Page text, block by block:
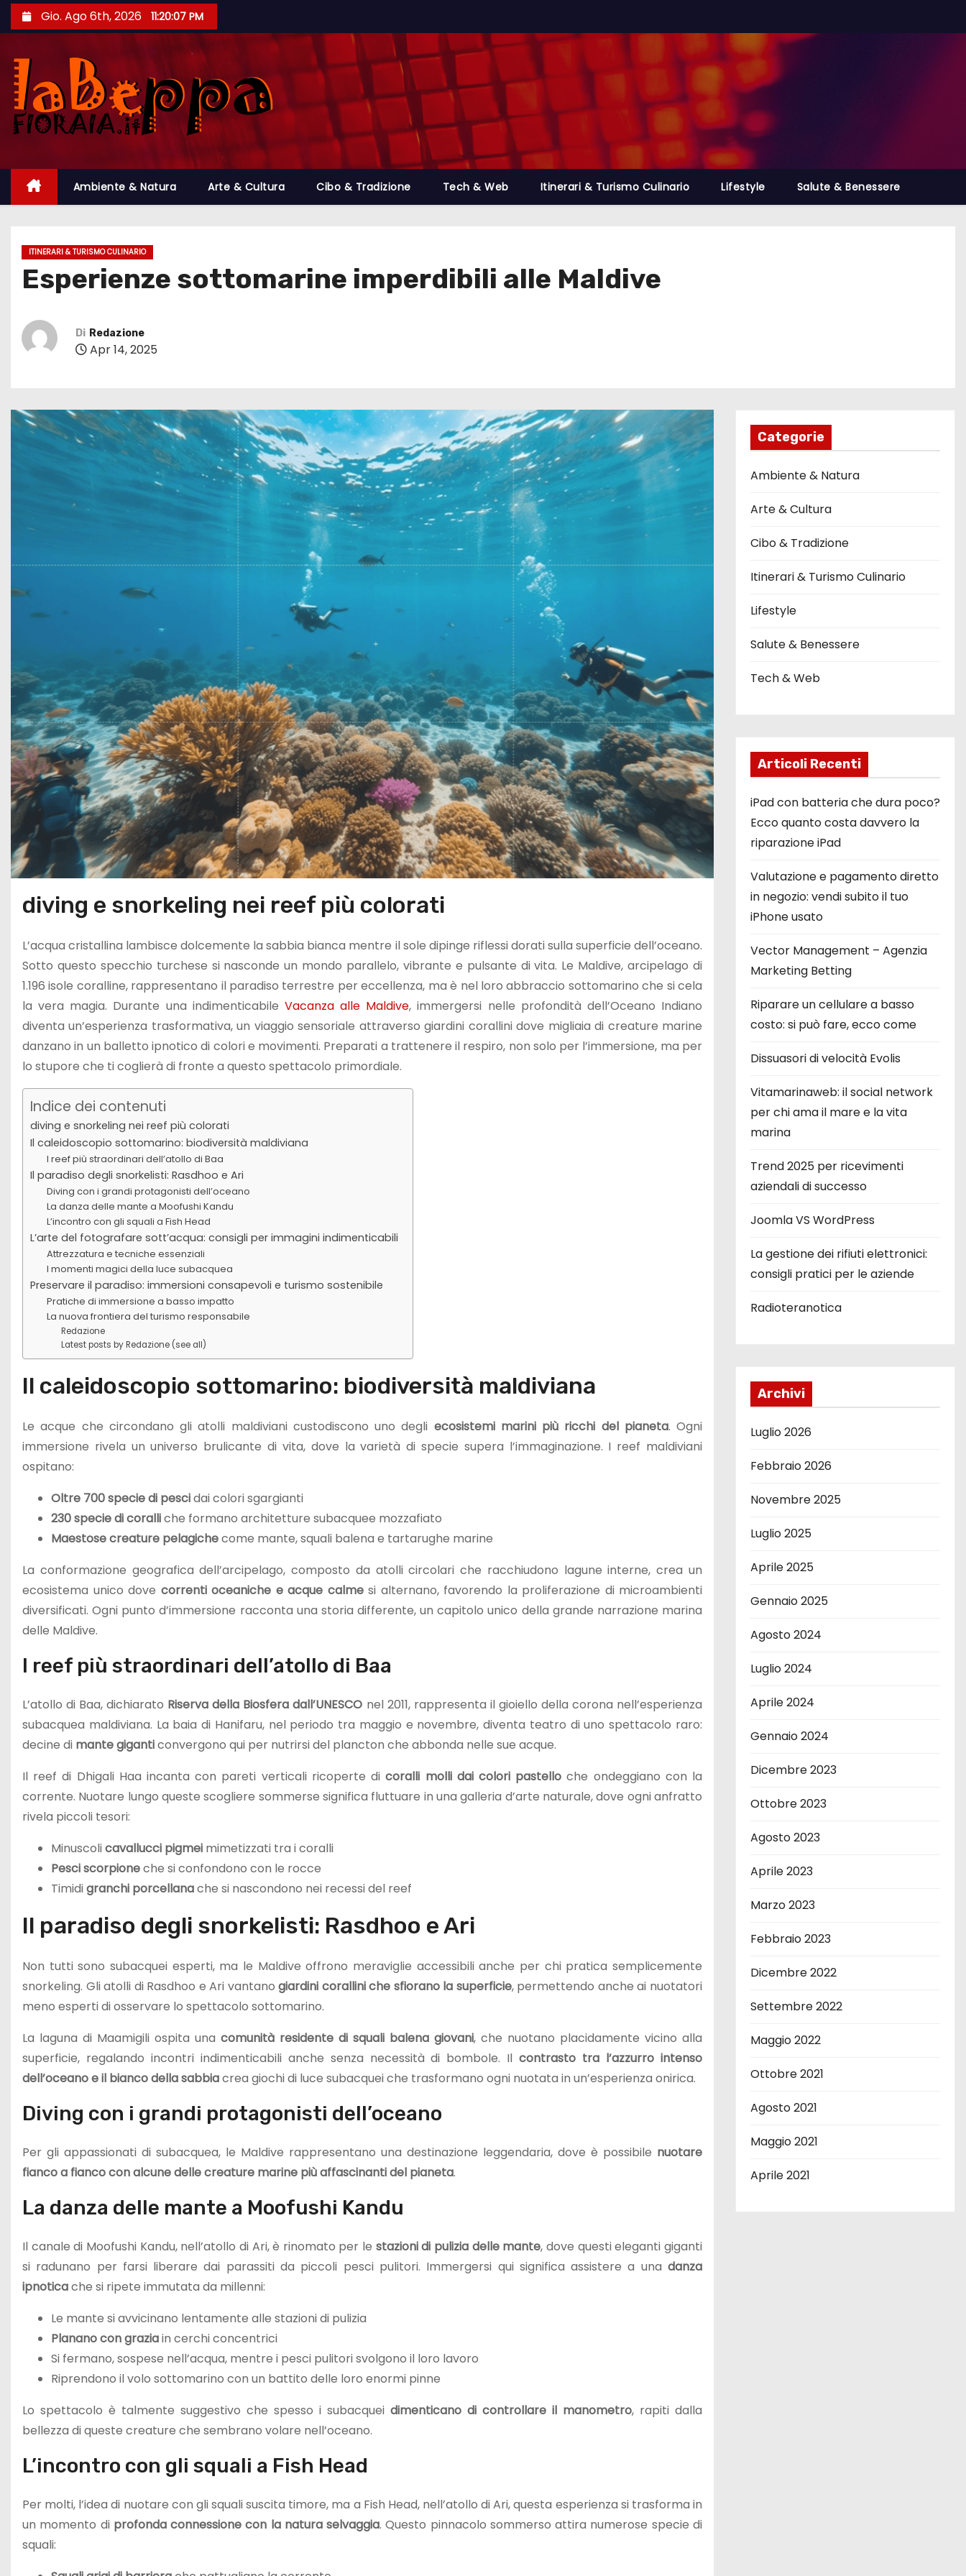
a
o
t
Gio. Ago 6th, 2026 11:20:08 PM
Ambiente & Natura Arte & Cultura Cibo & Tradizione Tech & Web Itinerari & Turismo Culinario Lifestyle Salute & Benessere
ITINERARI & TURISMO CULINARIO
Esperienze sottomarine imperdibili alle Maldive
Di Redazione
Apr 14, 2025
diving e snorkeling nei reef più colorati
L’acqua cristallina lambisce dolcemente la sabbia bianca mentre il sole dipinge riflessi dorati sulla superficie dell’oceano.
Sotto questo specchio turchese si nasconde un mondo parallelo, vibrante e pulsante di vita. Le Maldive, arcipelago di
1.196 isole coralline, rappresentano il paradiso terrestre per eccellenza, ma è nel loro abbraccio sottomarino che si cela
la vera magia. Durante una indimenticabile Vacanza alle Maldive, immergersi nelle profondità dell’Oceano Indiano
diventa un’esperienza trasformativa, un viaggio sensoriale attraverso giardini corallini dove migliaia di creature marine
danzano in un balletto ipnotico di colori e movimenti. Preparati a trattenere il respiro, non solo per l’immersione, ma per
lo stupore che ti coglierà di fronte a questo spettacolo primordiale.
Indice dei contenuti
diving e snorkeling nei reef più colorati
Il caleidoscopio sottomarino: biodiversità maldiviana
I reef più straordinari dell’atollo di Baa
Il paradiso degli snorkelisti: Rasdhoo e Ari
Diving con i grandi protagonisti dell’oceano
La danza delle mante a Moofushi Kandu
L’incontro con gli squali a Fish Head
L’arte del fotografare sott’acqua: consigli per immagini indimenticabili
Attrezzatura e tecniche essenziali
I momenti magici della luce subacquea
Preservare il paradiso: immersioni consapevoli e turismo sostenibile
Pratiche di immersione a basso impatto
La nuova frontiera del turismo responsabile
Redazione
Latest posts by Redazione (see all)
Il caleidoscopio sottomarino: biodiversità maldiviana
Le acque che circondano gli atolli maldiviani custodiscono uno degli ecosistemi marini più ricchi del pianeta. Ogni
immersione rivela un universo brulicante di vita, dove la varietà di specie supera l’immaginazione. I reef maldiviani
ospitano:
Oltre 700 specie di pescidai colori sgargianti
230 specie di coralliche formano architetture subacquee mozzafiato
Maestose creature pelagichecome mante, squali balena e tartarughe marine
La conformazione geografica dell’arcipelago, composto da atolli circolari che racchiudono lagune interne, crea un
ecosistema unico dove correnti oceaniche e acque calmesi alternano, favorendo la proliferazione di microambienti
diversificati. Ogni punto d’immersione racconta una storia differente, un capitolo unico della grande narrazione marina
delle Maldive.
I reef più straordinari dell’atollo di Baa
L’atollo di Baa, dichiarato Riserva della Biosfera dall’UNESCO nel 2011, rappresenta il gioiello della corona nell’esperienza
subacquea maldiviana. La baia di Hanifaru, nel periodo tra maggio e novembre, diventa teatro di uno spettacolo raro:
decine di mante giganticonvergono qui per nutrirsi del plancton che abbonda nelle sue acque.
Il reef di Dhigali Haa incanta con pareti verticali ricoperte dicoralli molli dai colori pastello che ondeggiano con la
corrente. Nuotare lungo queste scogliere sommerse significa fluttuare in una galleria d’arte naturale, dove ogni anfratto
rivela piccoli tesori:
Minuscolicavallucci pigmei mimetizzati tra i coralli
Pesci scorpioneche si confondono con le rocce
Timidigranchi porcellanache si nascondono nei recessi del reef
Il paradiso degli snorkelisti: Rasdhoo e Ari
Non tutti sono subacquei esperti, ma le Maldive offrono meraviglie accessibili anche per chi pratica semplicemente
snorkeling. Gli atolli di Rasdhoo e Ari vantanogiardini corallini che sfiorano la superficie, permettendo anche ai nuotatori
meno esperti di osservare lo spettacolo sottomarino.
La laguna di Maamigili ospita una comunità residente di squali balena giovani, che nuotano placidamente vicino alla
superficie, regalando incontri indimenticabili anche senza necessità di bombole. Ilcontrasto tra l’azzurro intenso
dell’oceano e il bianco della sabbiacrea giochi di luce subacquei che trasformano ogni nuotata in un’esperienza onirica.
Diving con i grandi protagonisti dell’oceano
Per gli appassionati di subacquea, le Maldive rappresentano una destinazione leggendaria, dove è possibile nuotare
fianco a fianco con alcune delle creature marine più affascinanti del pianeta.
La danza delle mante a Moofushi Kandu
Il canale di Moofushi Kandu, nell’atollo di Ari, è rinomato per le stazioni di pulizia delle mante, dove questi eleganti giganti
si radunano per farsi liberare dai parassiti da piccoli pesci pulitori. Immergersi qui significa assistere a una danza
ipnoticache si ripete immutata da millenni:
Le mante si avvicinano lentamente alle stazioni di pulizia
Planano con graziain cerchi concentrici
Si fermano, sospese nell’acqua, mentre i pesci pulitori svolgono il loro lavoro
Riprendono il volo sottomarino con un battito delle loro enormi pinne
Lo spettacolo è talmente suggestivo che spesso i subacquei dimenticano di controllare il manometro, rapiti dalla
bellezza di queste creature che sembrano volare nell’oceano.
L’incontro con gli squali a Fish Head
Per molti, l’idea di nuotare con gli squali suscita timore, ma a Fish Head, nell’atollo di Ari, questa esperienza si trasforma in
un momento di profonda connessione con la natura selvaggia. Questo pinnacolo sommerso attira numerose specie di
squali:
Categorie
Ambiente & Natura
Arte & Cultura
Cibo & Tradizione
Itinerari & Turismo Culinario
Lifestyle
Salute & Benessere
Tech & Web
Articoli Recenti
iPad con batteria che dura poco?
Ecco quanto costa davvero la
riparazione iPad
Valutazione e pagamento diretto
in negozio: vendi subito il tuo
iPhone usato
Vector Management – Agenzia
Marketing Betting
Riparare un cellulare a basso
costo: si può fare, ecco come
Dissuasori di velocità Evolis
Vitamarinaweb: il social network
per chi ama il mare e la vita
marina
Trend 2025 per ricevimenti
aziendali di successo
Joomla VS WordPress
La gestione dei rifiuti elettronici:
consigli pratici per le aziende
Radioteranotica
Archivi
Luglio 2026
Febbraio 2026
Novembre 2025
Luglio 2025
Aprile 2025
Gennaio 2025
Agosto 2024
Luglio 2024
Aprile 2024
Gennaio 2024
Dicembre 2023
Ottobre 2023
Agosto 2023
Aprile 2023
Marzo 2023
Febbraio 2023
Dicembre 2022
Settembre 2022
Maggio 2022
Ottobre 2021
Agosto 2021
Maggio 2021
Aprile 2021